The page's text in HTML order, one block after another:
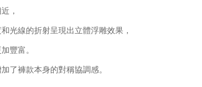
，
光線的折射呈現出立體浮雕效果，
豐富。
了褲款本身的對稱協調感。